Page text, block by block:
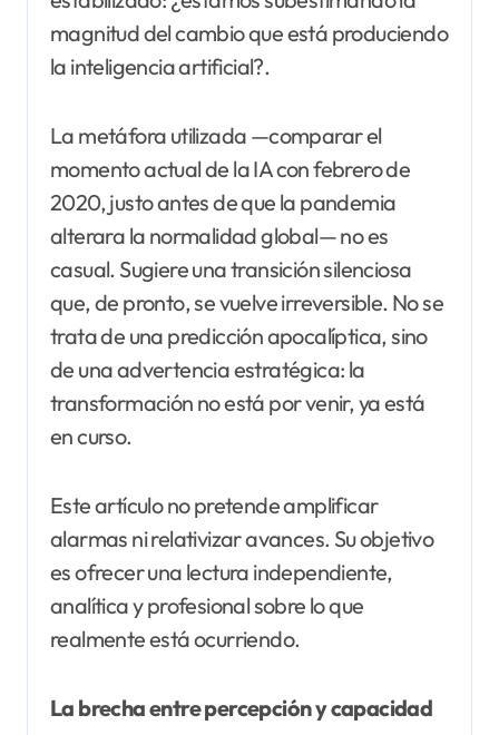
magnitud del cambio que está produciendo
la inteligencia artificial?.
La metáfora utilizada —comparar el
momento actual de la IA con febrero de
2020, justo antes de que la pandemia
alterara la normalidad global— no es
casual. Sugiere una transición silenciosa
que, de pronto, se vuelve irreversible. No se
trata de una predicción apocalíptica, sino
de una advertencia estratégica: la
transformación no está por venir, ya está
en curso.
Este artículo no pretende amplificar
alarmas ni relativizar avances. Su objetivo
es ofrecer una lectura independiente,
analítica y profesional sobre lo que
realmente está ocurriendo.
La brecha entre percepción y capacidad